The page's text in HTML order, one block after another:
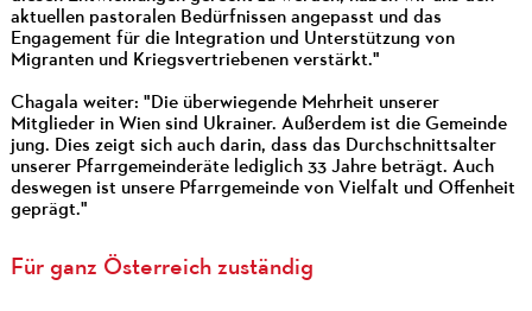
aktuellen pastoralen Bedürfnissen angepasst und das
Engagement für die Integration und Unterstützung von
Migranten und Kriegsvertriebenen verstärkt."
Chagala weiter: "Die überwiegende Mehrheit unserer
Mitglieder in Wien sind Ukrainer. Außerdem ist die Gemeinde
jung. Dies zeigt sich auch darin, dass das Durchschnittsalter
unserer Pfarrgemeinderäte lediglich 33 Jahre beträgt. Auch
deswegen ist unsere Pfarrgemeinde von Vielfalt und Offenheit
geprägt."
Für ganz Österreich zuständig